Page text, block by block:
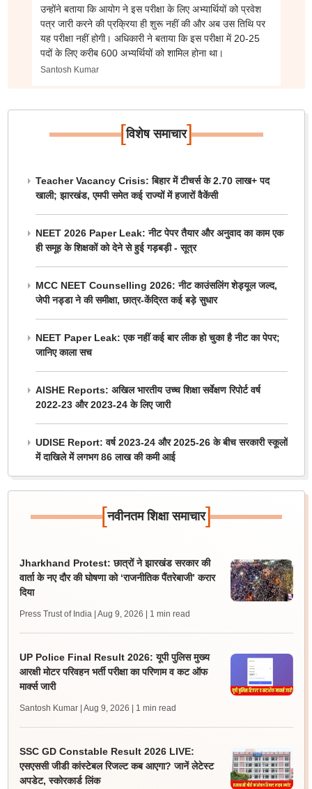
उन्होंने बताया कि आयोग ने इस परीक्षा के लिए अभ्यार्थियों को प्रवेश
पत्र जारी करने की प्रक्रिया ही शुरू नहीं की और अब उस तिथि पर
यह परीक्षा नहीं होगी। अधिकारी ने बताया कि इस परीक्षा में 20-25
पदों के लिए करीब 600 अभ्यर्थियों को शामिल होना था।
Santosh Kumar
[विशेष समाचार]
Teacher Vacancy Crisis: बिहार में टीचर्स के 2.70 लाख+ पद
खाली; झारखंड, एमपी समेत कई राज्यों में हजारों वैकेंसी
NEET 2026 Paper Leak: नीट पेपर तैयार और अनुवाद का काम एक
ही समूह के शिक्षकों को देने से हुई गड़बड़ी - सूत्र
MCC NEET Counselling 2026: नीट काउंसलिंग शेड्यूल जल्द,
जेपी नड्डा ने की समीक्षा, छात्र-केंद्रित कई बड़े सुधार
NEET Paper Leak: एक नहीं कई बार लीक हो चुका है नीट का पेपर;
जानिए काला सच
AISHE Reports: अखिल भारतीय उच्च शिक्षा सर्वेक्षण रिपोर्ट वर्ष
2022-23 और 2023-24 के लिए जारी
UDISE Report: वर्ष 2023-24 और 2025-26 के बीच सरकारी स्कूलों
में दाखिले में लगभग 86 लाख की कमी आई
[नवीनतम शिक्षा समाचार]
Jharkhand Protest: छात्रों ने झारखंड सरकार की
वार्ता के नए दौर की घोषणा को ‘राजनीतिक पैंतरेबाजी’ करार
दिया
Press Trust of India | Aug 9, 2026 | 1 min read
UP Police Final Result 2026: यूपी पुलिस मुख्य
आरक्षी मोटर परिवहन भर्ती परीक्षा का परिणाम व कट ऑफ
मार्क्स जारी
Santosh Kumar | Aug 9, 2026 | 1 min read
SSC GD Constable Result 2026 LIVE:
एसएससी जीडी कांस्टेबल रिजल्ट कब आएगा? जानें लेटेस्ट
अपडेट, स्कोरकार्ड लिंक